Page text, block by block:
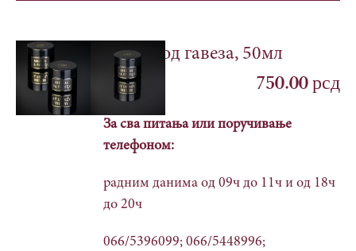
Mелем од гавеза, 50мл
750.00рсд
За сва питања или поручивање
телефоном:
радним данима од 09ч до 11ч и од 18ч
до 20ч
066/5396099; 066/5448996;